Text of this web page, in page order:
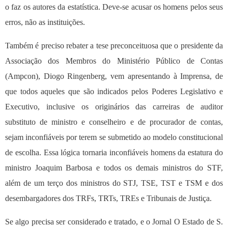
o faz os autores da estatística. Deve-se acusar os homens pelos seus
erros, não as instituições.
Também é preciso rebater a tese preconceituosa que o presidente da
Associação dos Membros do Ministério Público de Contas
(Ampcon), Diogo Ringenberg, vem apresentando à Imprensa, de
que todos aqueles que são indicados pelos Poderes Legislativo e
Executivo, inclusive os originários das carreiras de auditor
substituto de ministro e conselheiro e de procurador de contas,
sejam inconfiáveis por terem se submetido ao modelo constitucional
de escolha. Essa lógica tornaria inconfiáveis homens da estatura do
ministro Joaquim Barbosa e todos os demais ministros do STF,
além de um terço dos ministros do STJ, TSE, TST e TSM e dos
desembargadores dos TRFs, TRTs, TREs e Tribunais de Justiça.
Se algo precisa ser considerado e tratado, e o Jornal O Estado de S.